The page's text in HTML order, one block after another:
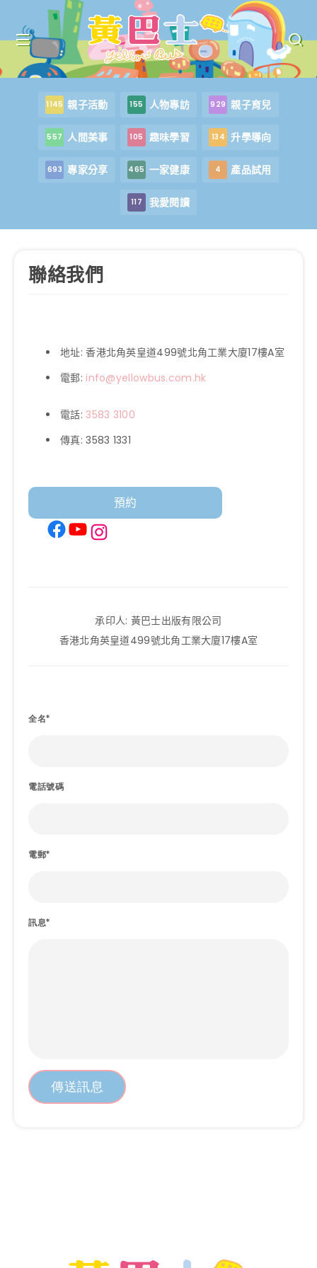
1145 親子活動 155 人物專訪 929 親子育兒
557 人間美事 105 趣味學習 134 升學導向
693 專家分享 465 一家健康 4 產品試用
117 我愛閱讀
聯絡我們
地址: 香港北角英皇道499號北角工業大廈17樓A室
電郵: info@yellowbus.com.hk
電話:3583 3100
傳真: 3583 1331
預約
Facebook YouTube Instagram
承印人: 黃巴士出版有限公司
香港北角英皇道499號北角工業大廈17樓A室
全名*
電話號碼
電郵*
訊息*